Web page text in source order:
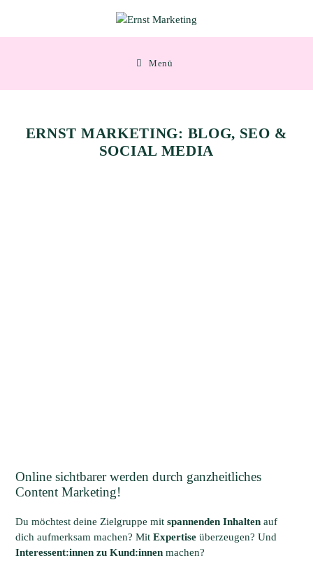
springen
Menü
ERNST MARKETING: BLOG, SEO &
SOCIAL MEDIA
Online sichtbarer werden durch ganzheitliches
Content Marketing!
Du möchtest deine Zielgruppe mitspannenden Inhalten auf
dich aufmerksam machen? MitExpertiseüberzeugen? Und
Interessent:innen zu Kund:innen machen?